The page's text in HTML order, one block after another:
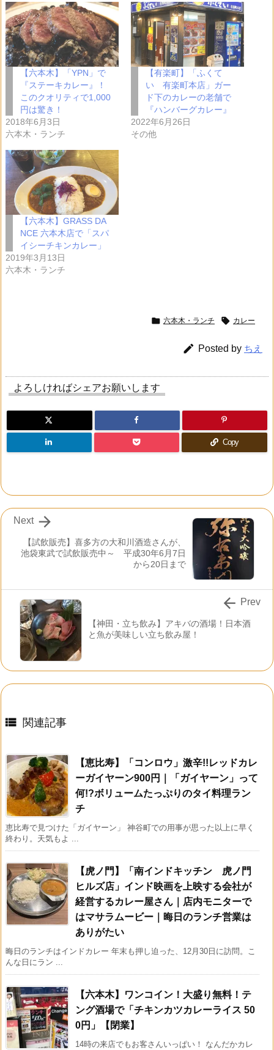
み
中…
【六本木】「YPN」で
『ステーキカレー』！
このクオリティで1,000
円は驚き！
2018年6月3日
六本木・ランチ
【有楽町】「ふくて
い 有楽町本店」ガー
ド下のカレーの老舗で
『ハンバーグカレー』
2022年6月26日
その他
【六本木】GRASS DA
NCE 六本木店で「スパ
イシーチキンカレー」
2019年3月13日
六本木・ランチ
 六本木・ランチ  カレー
 Posted by ちえ
よろしければシェアお願いします
Copy
【試飲販売】喜多方の大和川酒造さんが、
池袋東武で試飲販売中～ 平成30年6月7日
から20日まで

Next
【神田・立ち飲み】アキバの酒場！日本酒
と魚が美味しい立ち飲み屋！
 Prev
 関連記事
【恵比寿】「コンロウ」激辛!!レッドカレ
ーガイヤーン900円｜「ガイヤーン」って
何!?ボリュームたっぷりのタイ料理ラン
チ
恵比寿で見つけた「ガイヤーン」 神谷町での用事が思った以上に早く
終わり。天気もよ ...
【虎ノ門】「南インドキッチン 虎ノ門
ヒルズ店」インド映画を上映する会社が
経営するカレー屋さん｜店内モニターで
はマサラムービー｜晦日のランチ営業は
ありがたい
晦日のランチはインドカレー 年末も押し迫った、12月30日に訪問。こ
んな日にラン ...
【六本木】ワンコイン！大盛り無料！テ
ング酒場で「チキンカツカレーライス 50
0円」【閉業】
14時の来店でもお客さんいっぱい！ なんだかカレ